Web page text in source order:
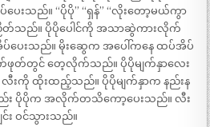
ေးသည်။ “ပိုပို” “ရှန်” “လိုးတော့မယ်ကွာ
းညိတ်သည်။ ပိုပိုပေါင်ကို အသာဆွဲကားလိုက်
ေးသည်။ မိုးဆွေက အပေါ်ကနေ ထပ်အိပ်
ဖုတ်တွင် တေ့လိုက်သည်။ ပိုပိုမျက်နှာလေး
လီးကို ထိုးထည့်သည်။ ပိုပိုမျက်နှာက နည်းန
း ပိုပိုက အလိုက်တသိကော့ပေးသည်။ လီး
း ဝင်သွားသည်။